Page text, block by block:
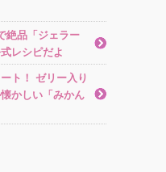
絶品「ジェラー
レシピだよ
ト！ ゼリー入り
かしい「みかん